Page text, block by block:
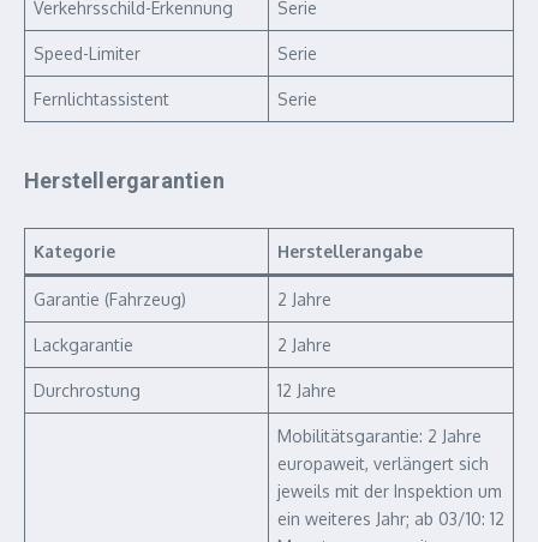
Verkehrsschild-Erkennung Serie
Speed-Limiter Serie
Fernlichtassistent Serie
Herstellergarantien
Kategorie Herstellerangabe
Garantie (Fahrzeug) 2 Jahre
Lackgarantie 2 Jahre
Durchrostung 12 Jahre
Mobilitätsgarantie: 2 Jahre
europaweit, verlängert sich
jeweils mit der Inspektion um
ein weiteres Jahr; ab 03/10: 12